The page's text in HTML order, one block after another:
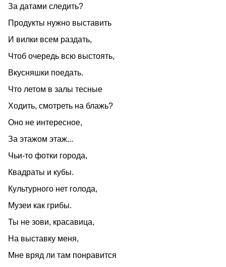
За датами следить?
Продукты нужно выставить
И вилки всем раздать,
Чтоб очередь всю выстоять,
Вкусняшки поедать.
Что летом в залы тесные
Ходить, смотреть на блажь?
Оно не интересное,
За этажом этаж...
Чьи-то фотки города,
Квадраты и кубы.
Культурного нет голода,
Музеи как грибы.
Ты не зови, красавица,
На выставку меня,
Мне вряд ли там понравится